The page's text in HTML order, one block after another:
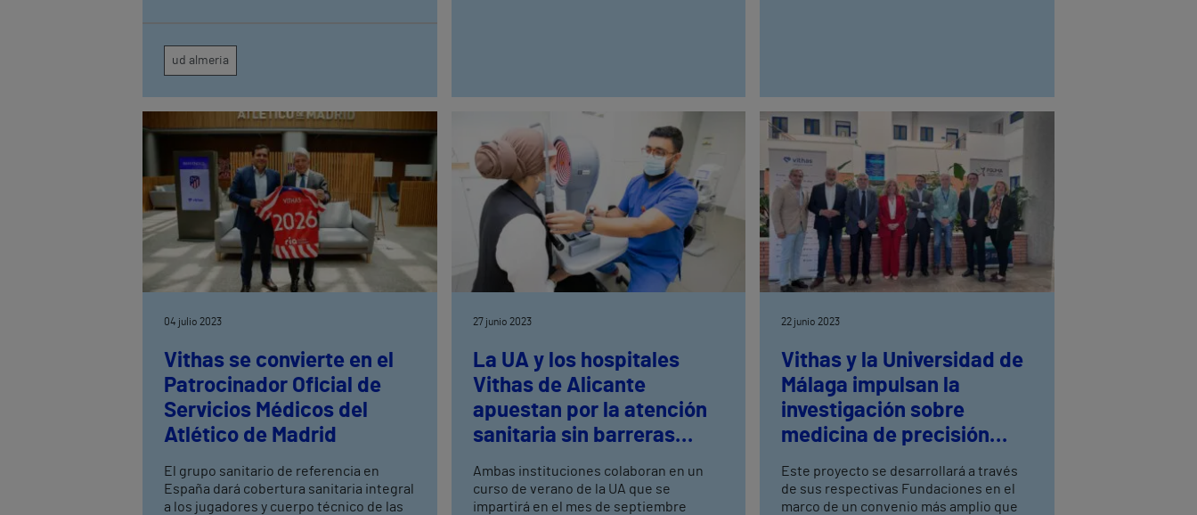
ud almeria
recuperación de pacientes con la zona
04 julio 2023
Vithas se convierte en el
Patrocinador Oficial de
Servicios Médicos del
Atlético de Madrid
El grupo sanitario de referencia en
España dará cobertura sanitaria integral
a los jugadores y cuerpo técnico de las
27 junio 2023
La UA y los hospitales
Vithas de Alicante
apuestan por la atención
sanitaria sin barreras
lingüísticas
Ambas instituciones colaboran en un
curso de verano de la UA que se
impartirá en el mes de septiembre
22 junio 2023
Vithas y la Universidad de
Málaga impulsan la
investigación sobre
medicina de precisión
oncológica
Este proyecto se desarrollará a través
de sus respectivas Fundaciones en el
marco de un convenio más amplio que